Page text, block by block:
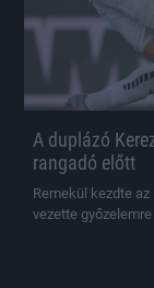
A duplázó
rangadó előtt
Remekül kezdte
vezette